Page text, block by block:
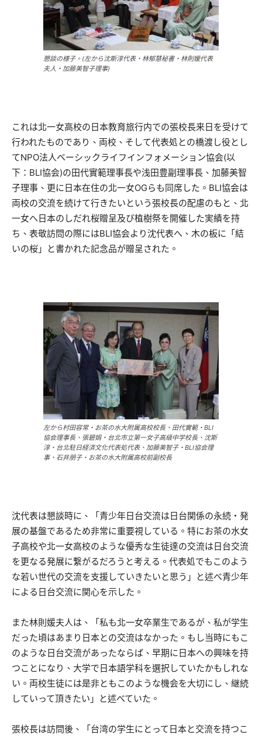
懇談の様子。(左から沈斯淳代表・林郁慧秘書・林則媛代表
夫人・加藤美智子理事)
これは北一女高校の日本教育旅行内での張校長来日を受けて
行われたものであり、両校、そして代表処との橋渡し役とし
てNPO法人ベーシックライフインフォメーション協会(以
下：BLI協会)の田代實範理事長や浅田豊副理事長、加藤美智
子理事、更に日本在住の北一女OGらも同席した。BLI協会は
両校の交流を続けて行きたいという張校長の配慮のもと、北
一女へ日本のしだれ桜贈呈及び植樹祭を開催した実績を持
ち、表敬訪問の際にはBLI協会より沈代表へ、木の板に「結
いの桜」と書かれた記念品が贈呈された。
左から村田容常・お茶の水大附属高校校長、田代實範・BLI
協会理事長、張碧娟・台北市立第一女子高級中学校長、沈斯
淳・台北駐日経済文化代表処代表、加藤美智子・BLI協会理
事、石井朋子・お茶の水大附属高校前副校長
沈代表は懇談時に、「青少年日台交流は日台関係の永続・発
展の基盤であるため非常に重要視している。特にお茶の水女
子高校や北一女高校のような優秀な生徒達の交流は日台交流
を更なる発展に繋がるだろうと考える。代表処でもこのよう
な若い世代の交流を支援していきたいと思う」と述べ青少年
による日台交流に関心を示した。
また林則媛夫人は、「私も北一女卒業生であるが、私が学生
だった頃はあまり日本との交流はなかった。もし当時にもこ
のような日台交流があったならば、早期に日本への興味を持
つことになり、大学で日本語学科を選択していたかもしれな
い。両校生徒には是非ともこのような機会を大切にし、継続
していって頂きたい」と述べていた。
張校長は訪問後、「台湾の学生にとって日本と交流を持つこ